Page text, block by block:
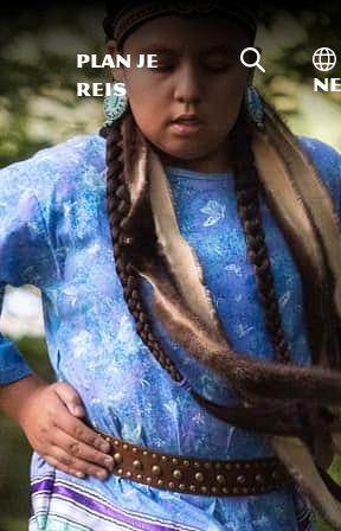
Plan je
reis
Zoeken